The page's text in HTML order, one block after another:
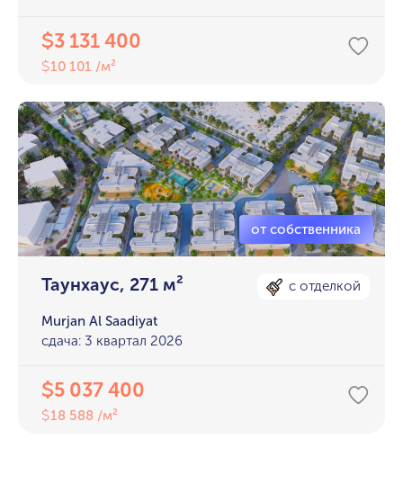
$3 131 400
$10 101 /м²
Таунхаус, 271 м² с отделкой
Murjan Al Saadiyat
сдача: 3 квартал 2026
$5 037 400
$18 588 /м²